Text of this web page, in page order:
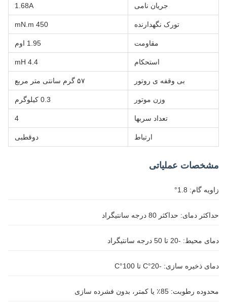
جریان نامی 1.68A
تورک نگهدارنده 450 mN.m
مقاومت 1.95 اوم
استحکام 4.4 mH
بی وقفه ی روتور ۵۷ گرم سانتی متر مربع
وزن موتور 0.3 کیلوگرم
تعداد سربها 4
ارتباط دوقطبی
مشخصات عملیاتی
زاویه گام: 1.8°
حداکثر دمای: حداکثر 80 درجه سانتیگراد
دمای محیط: -20 تا 50 درجه سانتیگراد
دمای ذخیره سازی: -20°C تا 100°C
محدوده رطوبت: 85٪ یا کمتر، بدون فشرده سازی